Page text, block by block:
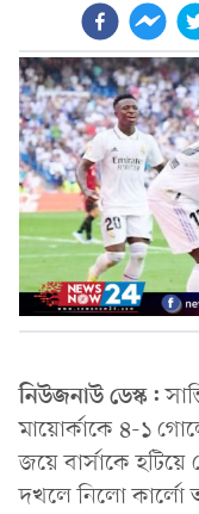
নিউজনাউ ডেস্ক:
মায়োর্কাকে ৪-১
জয়ে বার্সাকে হটিয়ে
দখলে নিলো কার্লো